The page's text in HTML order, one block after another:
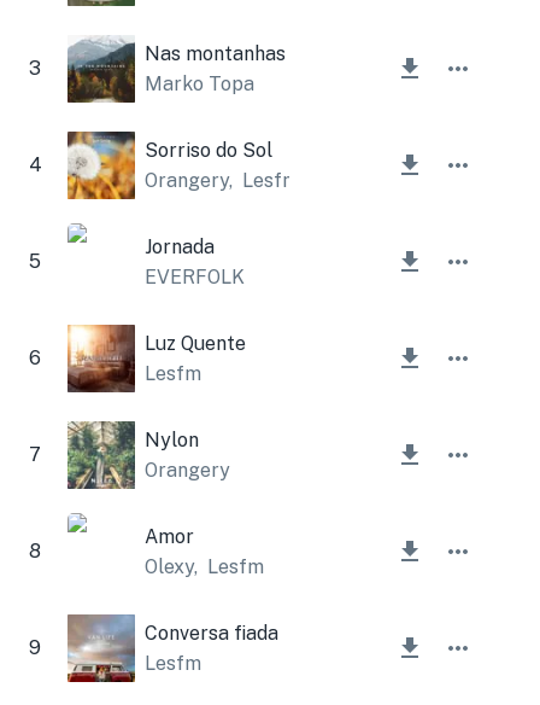
3
Nas montanhas
Marko Topa
4
Sorriso do Sol
Orangery, Lesfm
5
Jornada
EVERFOLK
6
Luz Quente
Lesfm
7
Nylon
Orangery
8
Amor
Olexy, Lesfm
9
Conversa fiada
Lesfm